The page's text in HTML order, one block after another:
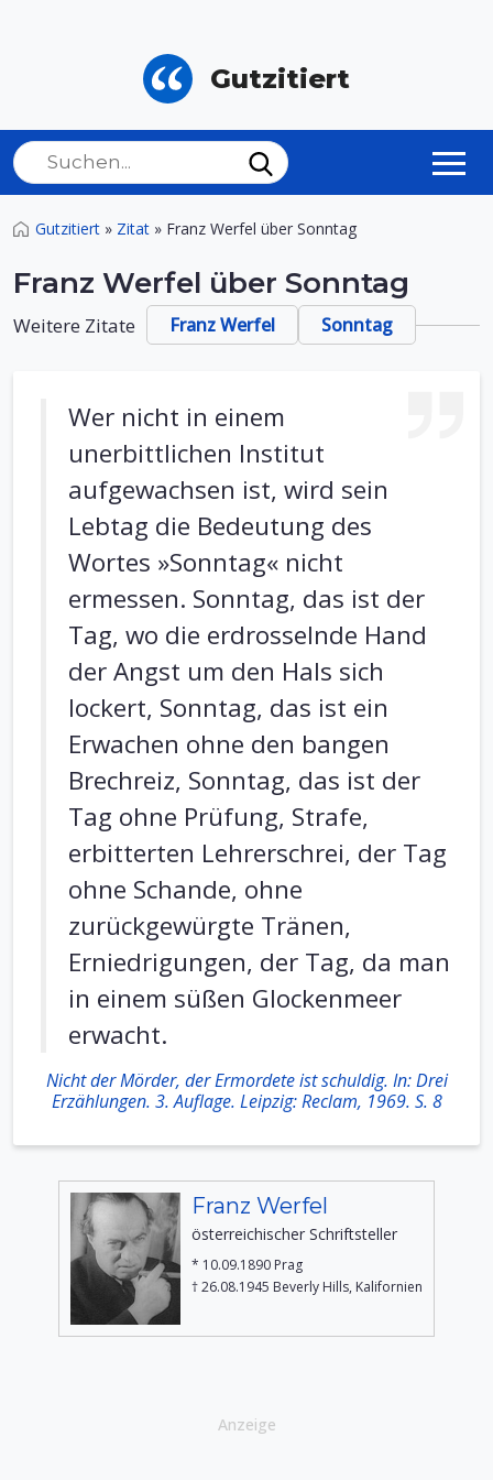
Gutzitiert
Gutzitiert » Zitat » Franz Werfel über Sonntag
Franz Werfel über Sonntag
Weitere Zitate Franz Werfel Sonntag
Wer nicht in einem
unerbittlichen Institut
aufgewachsen ist, wird sein
Lebtag die Bedeutung des
Wortes »Sonntag« nicht
ermessen. Sonntag, das ist der
Tag, wo die erdrosselnde Hand
der Angst um den Hals sich
lockert, Sonntag, das ist ein
Erwachen ohne den bangen
Brechreiz, Sonntag, das ist der
Tag ohne Prüfung, Strafe,
erbitterten Lehrerschrei, der Tag
ohne Schande, ohne
zurückgewürgte Tränen,
Erniedrigungen, der Tag, da man
in einem süßen Glockenmeer
erwacht.
Nicht der Mörder, der Ermordete ist schuldig. In: Drei
Erzählungen. 3. Auflage. Leipzig: Reclam, 1969. S. 8
Franz Werfel
österreichischer Schriftsteller
* 10.09.1890 Prag
† 26.08.1945 Beverly Hills, Kalifornien
Anzeige